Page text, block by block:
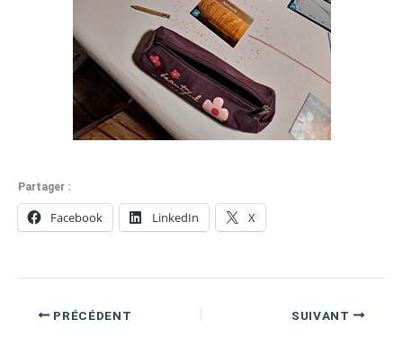
Partager :
Facebook LinkedIn X
PRÉCÉDENT SUIVANT